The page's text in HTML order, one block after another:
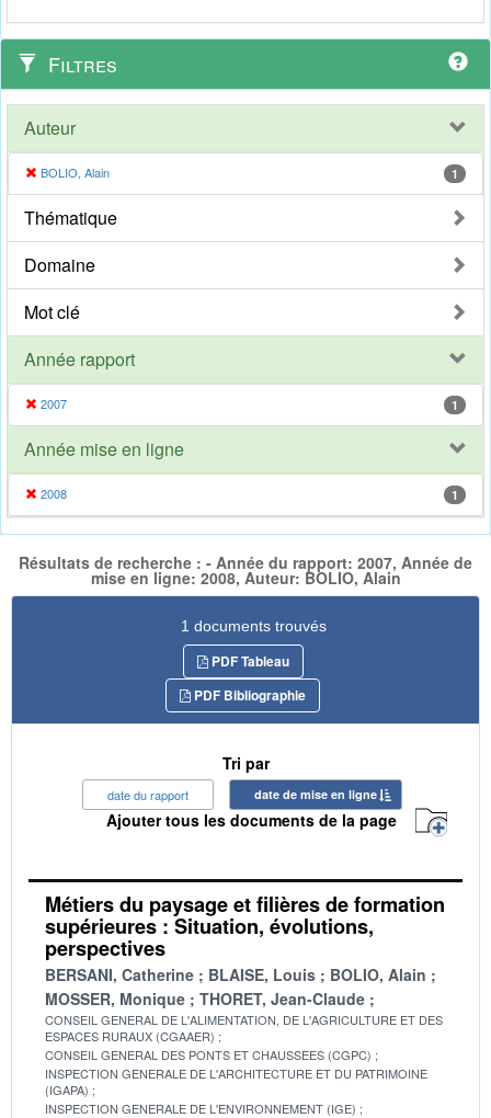
Filtres
Auteur
BOLIO, Alain 1
Thématique
Domaine
Mot clé
Année rapport
2007 1
Année mise en ligne
2008 1
Résultats de recherche : - Année du rapport: 2007, Année de
mise en ligne: 2008, Auteur: BOLIO, Alain
1 documents trouvés
PDF Tableau
PDF Bibliographie
Tri par
date du rapport date de mise en ligne
Ajouter tous les documents de la page
Métiers du paysage et filières de formation
supérieures : Situation, évolutions,
perspectives
BERSANI, Catherine BLAISE, Louis
BOLIO, Alain
MOSSER, Monique
THORET, Jean-Claude
CONSEIL GENERAL DE L'ALIMENTATION, DE L'AGRICULTURE ET DES
ESPACES RURAUX (CGAAER)
CONSEIL GENERAL DES PONTS ET CHAUSSEES (CGPC)
INSPECTION GENERALE DE L'ARCHITECTURE ET DU PATRIMOINE
(IGAPA)
INSPECTION GENERALE DE L'ENVIRONNEMENT (IGE)